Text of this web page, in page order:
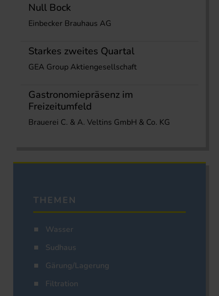
Null Bock
Einbecker Brauhaus AG
Starkes zweites Quartal
GEA Group Aktiengesellschaft
Gastronomiepräsenz im
Freizeitumfeld
Brauerei C. & A. Veltins GmbH & Co. KG
THEMEN
Wasser
Sudhaus
Gärung/Lagerung
Filtration